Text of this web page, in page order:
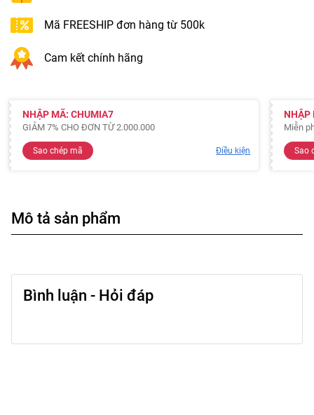
Mã FREESHIP đơn hàng từ 500k
Cam kết chính hãng
NHẬP MÃ: CHUMIA7
GIẢM 7% CHO ĐƠN TỪ 2.000.000
Sao chép mã Điều kiện
NHẬP
Miễn
Sao
Mô tả sản phẩm
Bình luận - Hỏi đáp